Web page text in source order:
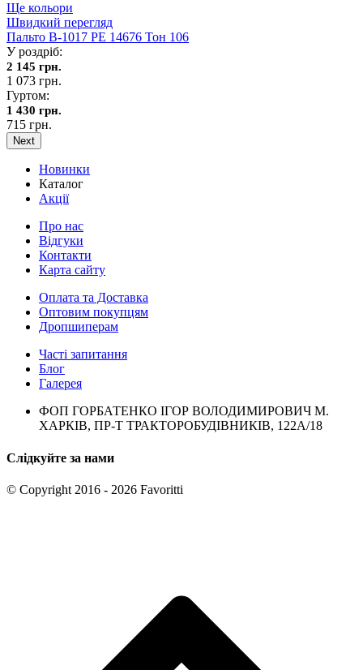
Ще кольори
Швидкий перегляд
Пальто В-1017 PE 14676 Тон 106
У роздріб:
2 145 грн.
1 073 грн.
Гуртом:
1 430 грн.
715 грн.
Next
Новинки
Каталог
Акції
Про нас
Відгуки
Контакти
Карта сайту
Оплата та Доставка
Оптовим покупцям
Дропшиперам
Часті запитання
Блог
Галерея
ФОП ГОРБАТЕНКО ІГОР ВОЛОДИМИРОВИЧ М.
ХАРКІВ, ПР-Т ТРАКТОРОБУДІВНИКІВ, 122А/18
Слідкуйте за нами
© Copyright 2016 - 2026 Favoritti